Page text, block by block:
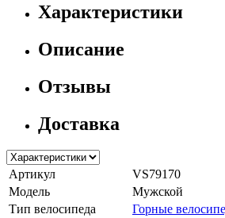
Характеристики
Описание
Отзывы
Доставка
Артикул
VS79170
Модель
Мужской
Тип велосипеда
Горные